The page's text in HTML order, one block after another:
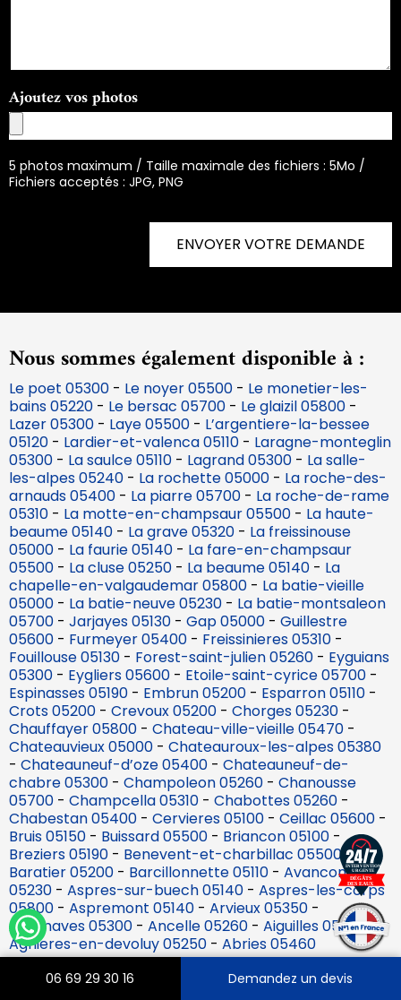
06 69 29 30 16 Demandez un devis
Ajoutez vos photos
5 photos maximum / Taille maximale des fichiers : 5Mo /
Fichiers acceptés : JPG, PNG
ENVOYER VOTRE DEMANDE
Nous sommes également disponible à :
Le poet 05300 - Le noyer 05500 - Le monetier-les-
bains 05220 - Le bersac 05700 - Le glaizil 05800 -
Lazer 05300 - Laye 05500 - L’argentiere-la-bessee
05120 - Lardier-et-valenca 05110 - Laragne-monteglin
05300 - La saulce 05110 - Lagrand 05300 - La salle-
les-alpes 05240 - La rochette 05000 - La roche-des-
arnauds 05400 - La piarre 05700 - La roche-de-rame
05310 - La motte-en-champsaur 05500 - La haute-
beaume 05140 - La grave 05320 - La freissinouse
05000 - La faurie 05140 - La fare-en-champsaur
05500 - La cluse 05250 - La beaume 05140 - La
chapelle-en-valgaudemar 05800 - La batie-vieille
05000 - La batie-neuve 05230 - La batie-montsaleon
05700 - Jarjayes 05130 - Gap 05000 - Guillestre
05600 - Furmeyer 05400 - Freissinieres 05310 -
Fouillouse 05130 - Forest-saint-julien 05260 - Eyguians
05300 - Eygliers 05600 - Etoile-saint-cyrice 05700 -
Espinasses 05190 - Embrun 05200 - Esparron 05110 -
Crots 05200 - Crevoux 05200 - Chorges 05230 -
Chauffayer 05800 - Chateau-ville-vieille 05470 -
Chateauvieux 05000 - Chateauroux-les-alpes 05380
- Chateauneuf-d’oze 05400 - Chateauneuf-de-
chabre 05300 - Champoleon 05260 - Chanousse
05700 - Champcella 05310 - Chabottes 05260 -
Chabestan 05400 - Cervieres 05100 - Ceillac 05600 -
Bruis 05150 - Buissard 05500 - Briancon 05100 -
Breziers 05190 - Benevent-et-charbillac 05500-
Baratier 05200 - Barcillonnette 05110 - Avancon
05230 - Aspres-sur-buech 05140 - Aspres-les-corps
05800 - Aspremont 05140 - Arvieux 05350 -
Antonaves 05300 - Ancelle 05260 - Aiguilles 05470-
Agnieres-en-devoluy 05250 - Abries 05460